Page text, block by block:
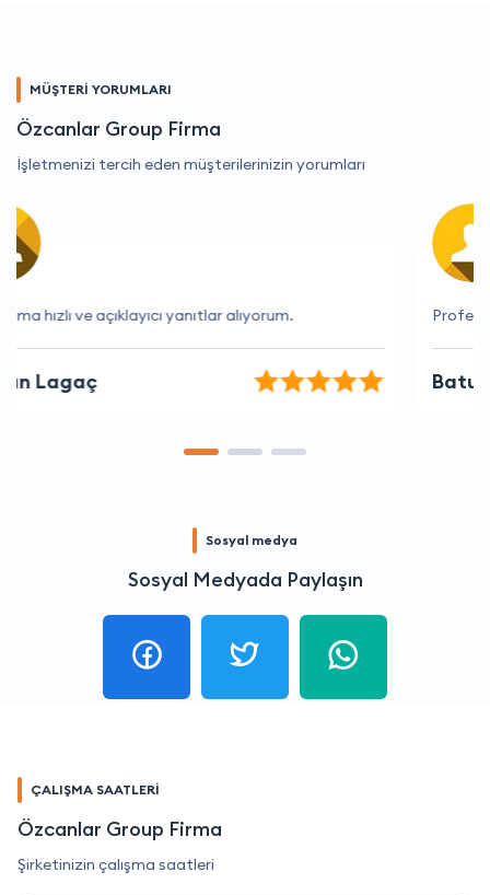
MÜŞTERİ YORUMLARI
Özcanlar Group Firma
İşletmenizi tercih eden müşterilerinizin yorumları
Profesyonel ve kaliteli hizmet sağlıyorlar.
Batuhan Aydın
Sosyal medya
Sosyal Medyada Paylaşın
ÇALIŞMA SAATLERİ
Özcanlar Group Firma
Şirketinizin çalışma saatleri